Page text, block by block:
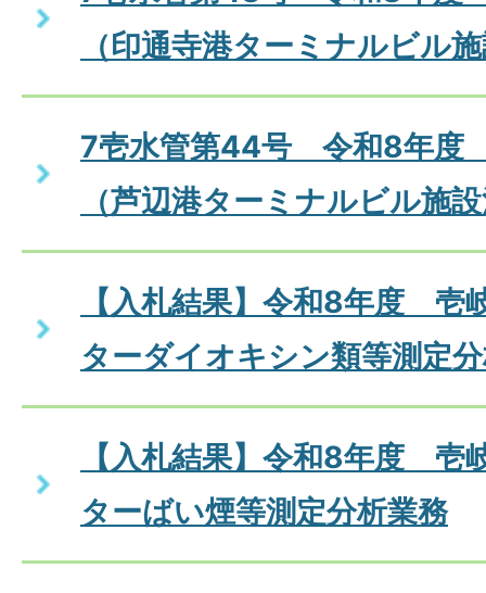
（印通寺港ターミナルビル
7壱水管第44号 令和8年度
（芦辺港ターミナルビル施
【入札結果】令和8年度 壱
ターダイオキシン類等測定
【入札結果】令和8年度 壱
ターばい煙等測定分析業務